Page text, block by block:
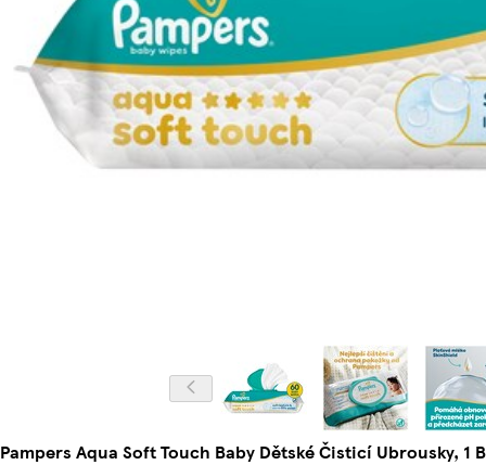
Pampers Aqua Soft Touch Baby Dětské Čisticí Ubrousky,